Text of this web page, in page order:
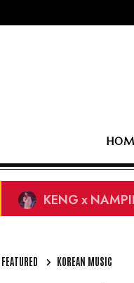
39th Golden
FEATURED KOREAN MUSIC